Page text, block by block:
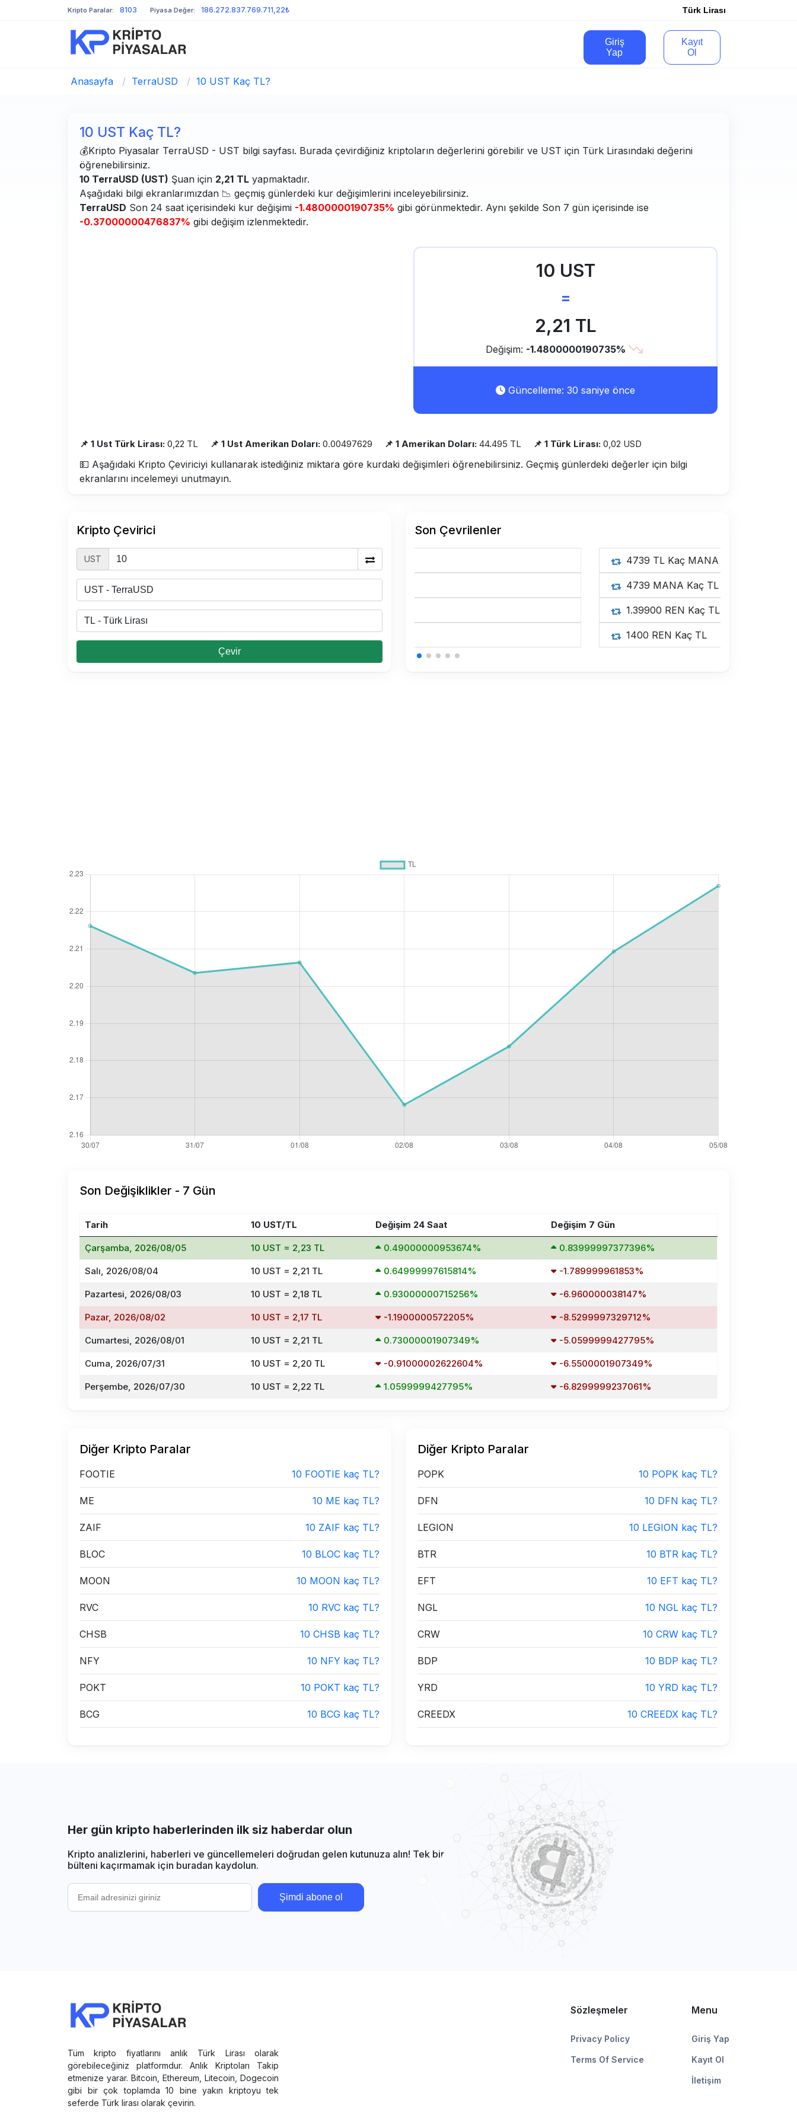
Kripto Paralar: 8103 Piyasa Değer: 186.272.837.769.711,22₺ Türk Lirası
Giriş
Yap
Kayıt
Ol
Anasayfa / TerraUSD / 10 UST Kaç TL?
10 UST Kaç TL?
💰Kripto Piyasalar TerraUSD - UST bilgi sayfası. Burada çevirdiğiniz kriptoların değerlerini görebilir ve UST için Türk Lirasındaki değerini
öğrenebilirsiniz.
10 TerraUSD (UST) Şuan için 2,21 TL yapmaktadır.
Aşağıdaki bilgi ekranlarımızdan 📉 geçmiş günlerdeki kur değişimlerini inceleyebilirsiniz.
TerraUSD Son 24 saat içerisindeki kur değişimi -1.4800000190735% gibi görünmektedir. Aynı şekilde Son 7 gün içerisinde ise
-0.37000000476837% gibi değişim izlenmektedir.
10 UST
=
2,21 TL
Değişim: -1.4800000190735%
Güncelleme: 30 saniye önce
📌 1 Ust Türk Lirası: 0,22 TL 📌 1 Ust Amerikan Doları: 0.00497629 📌 1 Amerikan Doları: 44.495 TL 📌 1 Türk Lirası: 0,02 USD
💵 Aşağıdaki Kripto Çeviriciyi kullanarak istediğiniz miktara göre kurdaki değişimleri öğrenebilirsiniz. Geçmiş günlerdeki değerler için bilgi
ekranlarını incelemeyi unutmayın.
Kripto Çevirici
UST
Çevir
Son Çevrilenler
Son Değişiklikler - 7 Gün
Tarih 10 UST/TL Değişim 24 Saat Değişim 7 Gün
Çarşamba, 2026/08/05 10 UST = 2,23 TL 0.49000000953674% 0.83999997377396%
Salı, 2026/08/04 10 UST = 2,21 TL 0.64999997615814% -1.789999961853%
Pazartesi, 2026/08/03 10 UST = 2,18 TL 0.93000000715256% -6.960000038147%
Pazar, 2026/08/02 10 UST = 2,17 TL -1.1900000572205% -8.5299997329712%
Cumartesi, 2026/08/01 10 UST = 2,21 TL 0.73000001907349% -5.0599999427795%
Cuma, 2026/07/31 10 UST = 2,20 TL -0.91000002622604% -6.5500001907349%
Perşembe, 2026/07/30 10 UST = 2,22 TL 1.0599999427795% -6.8299999237061%
Diğer Kripto Paralar
FOOTIE 10 FOOTIE kaç TL?
ME 10 ME kaç TL?
ZAIF 10 ZAIF kaç TL?
BLOC 10 BLOC kaç TL?
MOON 10 MOON kaç TL?
RVC 10 RVC kaç TL?
CHSB 10 CHSB kaç TL?
NFY 10 NFY kaç TL?
POKT 10 POKT kaç TL?
BCG 10 BCG kaç TL?
Diğer Kripto Paralar
POPK 10 POPK kaç TL?
DFN 10 DFN kaç TL?
LEGION 10 LEGION kaç TL?
BTR 10 BTR kaç TL?
EFT 10 EFT kaç TL?
NGL 10 NGL kaç TL?
CRW 10 CRW kaç TL?
BDP 10 BDP kaç TL?
YRD 10 YRD kaç TL?
CREEDX 10 CREEDX kaç TL?
Her gün kripto haberlerinden ilk siz haberdar olun
Kripto analizlerini, haberleri ve güncellemeleri doğrudan gelen kutunuza alın! Tek bir
bülteni kaçırmamak için buradan kaydolun.
Şimdi abone ol
Tüm kripto fiyatlarını anlık Türk Lirası olarak
görebileceğiniz platformdur. Anlık Kriptoları Takip
etmenize yarar. Bitcoin, Ethereum, Litecoin, Dogecoin
gibi bir çok toplamda 10 bine yakın kriptoyu tek
seferde Türk lirası olarak çevirin.
Sözleşmeler
Privacy Policy
Terms Of Service
Menu
Giriş Yap
Kayıt Ol
İletişim